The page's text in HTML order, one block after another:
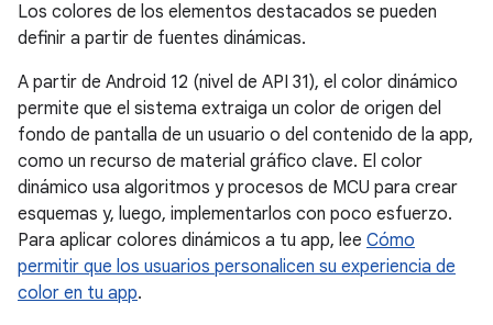
Los colores de los elementos destacados se pueden
definir a partir de fuentes dinámicas.
A partir de Android 12 (nivel de API 31), el color dinámico
permite que el sistema extraiga un color de origen del
fondo de pantalla de un usuario o del contenido de la app,
como un recurso de material gráfico clave. El color
dinámico usa algoritmos y procesos de MCU para crear
esquemas y, luego, implementarlos con poco esfuerzo.
Para aplicar colores dinámicos a tu app, lee Cómo
permitir que los usuarios personalicen su experiencia de
color en tu app.